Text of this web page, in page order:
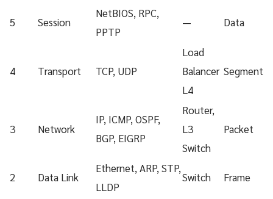
5 Session
NetBIOS, RPC,
PPTP
— Data
4 Transport TCP, UDP
Load
Balancer
L4
Segment
3 Network
IP, ICMP, OSPF,
BGP, EIGRP
Router,
L3
Switch
Packet
2 Data Link
Ethernet, ARP, STP,
LLDP
Switch Frame